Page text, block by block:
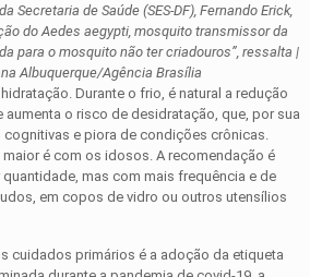
Secretaria de Saúde (SES-DF), Fernando Erick,
do Aedes aegypti, mosquito transmissor da
para o mosquito não ter criadouros”, ressalta |
Albuquerque/Agência Brasília
Durante o frio, é natural a redução
o risco de desidratação, que, por sua
cognitivas e piora de condições crônicas.
é com os idosos. A recomendação é
mas com mais frequência e de
em copos de vidro ou outros utensílios
cuidados primários é a adoção da etiqueta